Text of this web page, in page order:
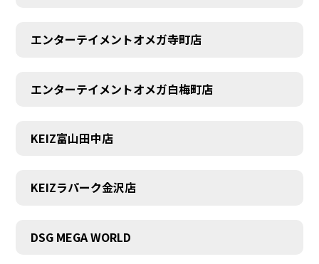
エンターテイメントオメガ寺町店
エンターテイメントオメガ白梅町店
KEIZ富山田中店
KEIZラパーク金沢店
DSG MEGA WORLD